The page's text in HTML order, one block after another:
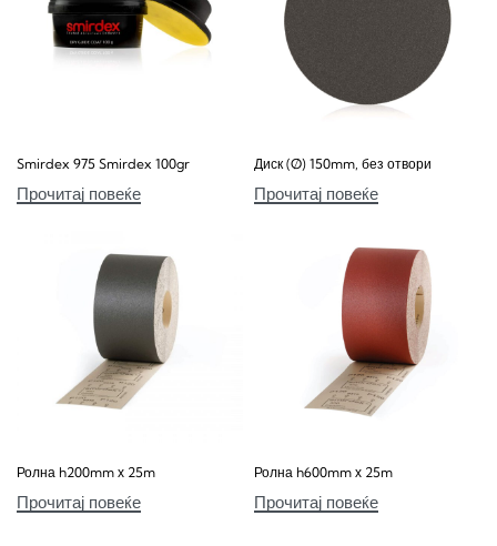
Smirdex 975 Smirdex 100gr
Прочитај повеќе
Диск (Ø) 150mm, без отвори
Прочитај повеќе
Ролна h200mm х 25m
Прочитај повеќе
Ролна h600mm х 25m
Прочитај повеќе